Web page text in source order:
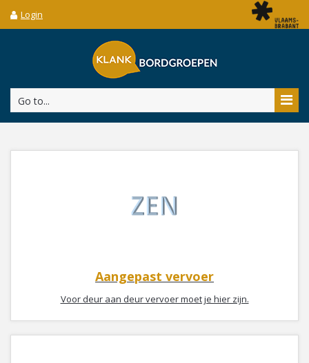
Login
Go to...
Aangepast vervoer
Voor deur aan deur vervoer moet je hier zijn.